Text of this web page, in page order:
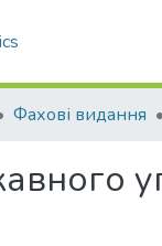
Фахові видання